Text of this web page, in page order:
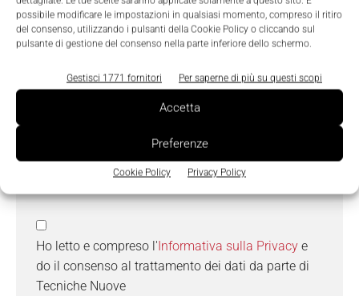
possibile modificare le impostazioni in qualsiasi momento, compreso il ritiro
del consenso, utilizzando i pulsanti della Cookie Policy o cliccando sul
pulsante di gestione del consenso nella parte inferiore dello schermo.
Gestisci 1771 fornitori Per saperne di più su questi scopi
Accetta
Preferenze
Cookie Policy Privacy Policy
Messaggio *
Ho letto e compreso l'Informativa sulla Privacy e
do il consenso al trattamento dei dati da parte di
Tecniche Nuove